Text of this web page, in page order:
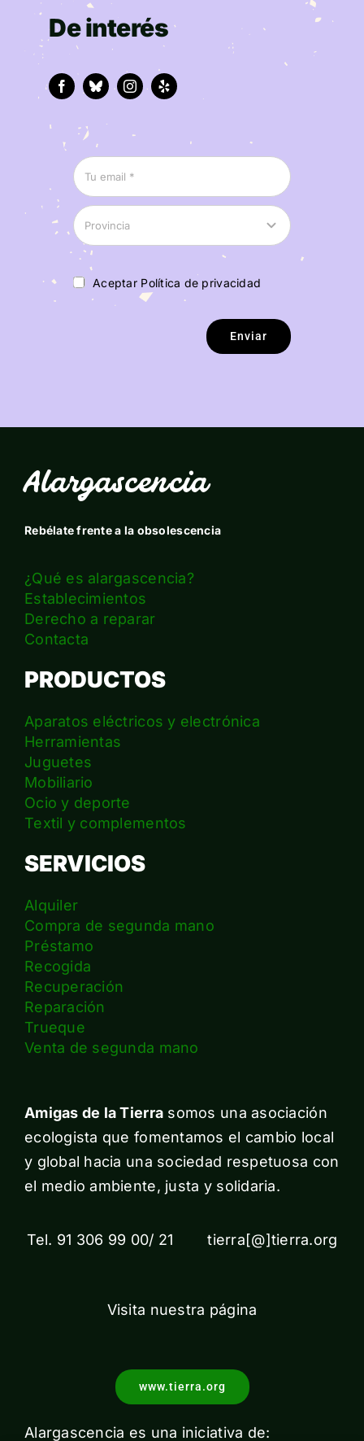
De interés
Aceptar Política de privacidad
Enviar
Alargascencia
Rebélate frente a la obsolescencia
¿Qué es alargascencia?
Establecimientos
Derecho a reparar
Contacta
PRODUCTOS
Aparatos eléctricos y electrónica
Herramientas
Juguetes
Mobiliario
Ocio y deporte
Textil y complementos
SERVICIOS
Alquiler
Compra de segunda mano
Préstamo
Recogida
Recuperación
Reparación
Trueque
Venta de segunda mano
Amigas de la Tierra somos una asociación
ecologista que fomentamos el cambio local
y global hacia una sociedad respetuosa con
el medio ambiente, justa y solidaria.
Tel. 91 306 99 00/ 21 tierra[@]tierra.org
Visita nuestra página
www.tierra.org
Alargascencia es una iniciativa de: